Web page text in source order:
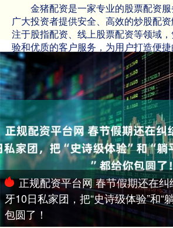
金猪配资是一家专业的股票配资
广大投资者提供安全、高效的炒股配
注于股指配资、线上股票配资等领域
验和优质的客户服务，为用户打造便
配资提供灵活的资金配比、多样化的
市场咨询，帮助投资者抓住市场机遇
择金猪配资，开启您的智慧投资之旅！
正规配资平台网 春节假期还在
牙10日私家团，把“史诗级体验”和“
包圆了！